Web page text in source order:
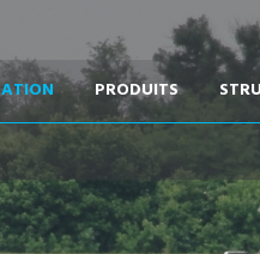
PRODUITS